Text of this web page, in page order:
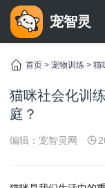
宠智灵
首页 > 宠物训练 > 猫
猫咪社会化训
庭？
编辑：宠智灵网